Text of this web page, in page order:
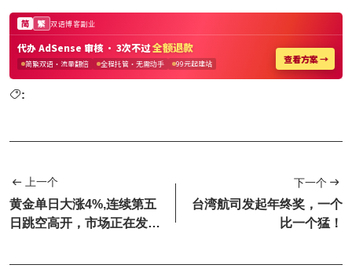
:
上一个
黄金单日大涨4%,连续第五
日跳空高开，市场正在发生
下一个
台湾航司发起年终奖，一个
比一个猛！